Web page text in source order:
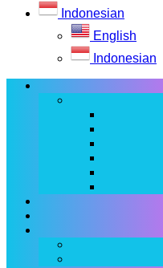
Indonesian
English
Indonesian